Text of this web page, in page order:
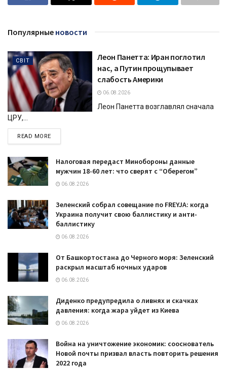
Популярные новости
СВІТ
Леон Панетта: Иран поглотил
нас, а Путин прощупывает
слабость Америки
06.08.2026
Леон Панетта возглавлял сначала
ЦРУ,...
READ MOREDETAILS
Налоговая передаст Минобороны данные
мужчин 18-60 лет: что сверят с “Оберегом”
06.08.2026
Зеленский собрал совещание по FREYJA: когда
Украина получит свою баллистику и анти-
баллистику
06.08.2026
От Башкортостана до Черного моря: Зеленский
раскрыл масштаб ночных ударов
06.08.2026
Диденко предупредила о ливнях и скачках
давления: когда жара уйдет из Киева
06.08.2026
Война на уничтожение экономик: сооснователь
Новой почты призвал власть повторить решения
2022 года